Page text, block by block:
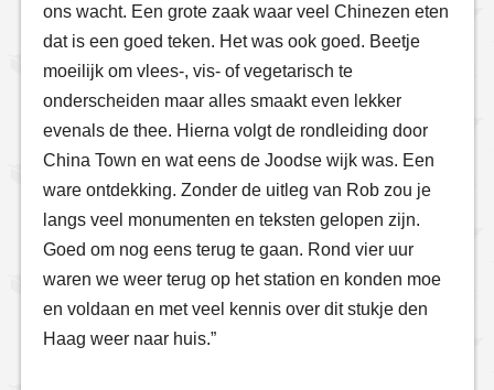
ons wacht. Een grote zaak waar veel Chinezen eten
dat is een goed teken. Het was ook goed. Beetje
moeilijk om vlees-, vis- of vegetarisch te
onderscheiden maar alles smaakt even lekker
evenals de thee. Hierna volgt de rondleiding door
China Town en wat eens de Joodse wijk was. Een
ware ontdekking. Zonder de uitleg van Rob zou je
langs veel monumenten en teksten gelopen zijn.
Goed om nog eens terug te gaan. Rond vier uur
waren we weer terug op het station en konden moe
en voldaan en met veel kennis over dit stukje den
Haag weer naar huis.”